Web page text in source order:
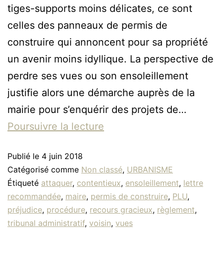
tiges-supports moins délicates, ce sont
celles des panneaux de permis de
construire qui annoncent pour sa propriété
un avenir moins idyllique. La perspective de
perdre ses vues ou son ensoleillement
justifie alors une démarche auprès de la
mairie pour s’enquérir des projets de…
Poursuivre la lecture
Publié le 4 juin 2018
Catégorisé comme Non classé, URBANISME
Étiqueté attaquer, contentieux, ensoleillement, lettre
recommandée, maire, permis de construire, PLU,
préjudice, procédure, recours gracieux, règlement,
tribunal administratif, voisin, vues